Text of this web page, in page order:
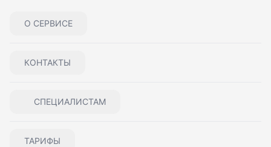
О СЕРВИСЕ
КОНТАКТЫ
СПЕЦИАЛИСТАМ
ТАРИФЫ